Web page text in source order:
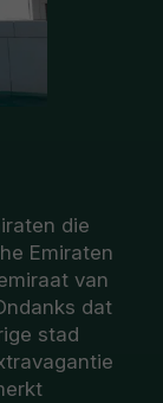
die
Emiraten
van
dat
stad